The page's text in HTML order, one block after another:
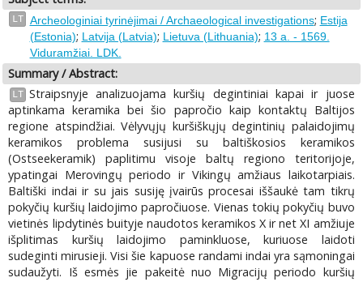
LT Archeologiniai tyrinėjimai / Archaeological investigations; Estija
(Estonia); Latvija (Latvia); Lietuva (Lithuania); 13 a. - 1569.
Viduramžiai. LDK.
Summary / Abstract:
LT Straipsnyje analizuojama kuršių degintiniai kapai ir juose
aptinkama keramika bei šio papročio kaip kontaktų Baltijos
regione atspindžiai. Vėlyvųjų kuršiškųjų degintinių palaidojimų
keramikos problema susijusi su baltiškosios keramikos
(Ostseekeramik) paplitimu visoje baltų regiono teritorijoje,
ypatingai Merovingų periodo ir Vikingų amžiaus laikotarpiais.
Baltiški indai ir su jais susiję įvairūs procesai iššaukė tam tikrų
pokyčių kuršių laidojimo papročiuose. Vienas tokių pokyčių buvo
vietinės lipdytinės buityje naudotos keramikos X ir net XI amžiuje
išplitimas kuršių laidojimo paminkluose, kuriuose laidoti
sudeginti mirusieji. Visi šie kapuose randami indai yra sąmoningai
sudaužyti. Iš esmės jie pakeitė nuo Migracijų periodo kuršių